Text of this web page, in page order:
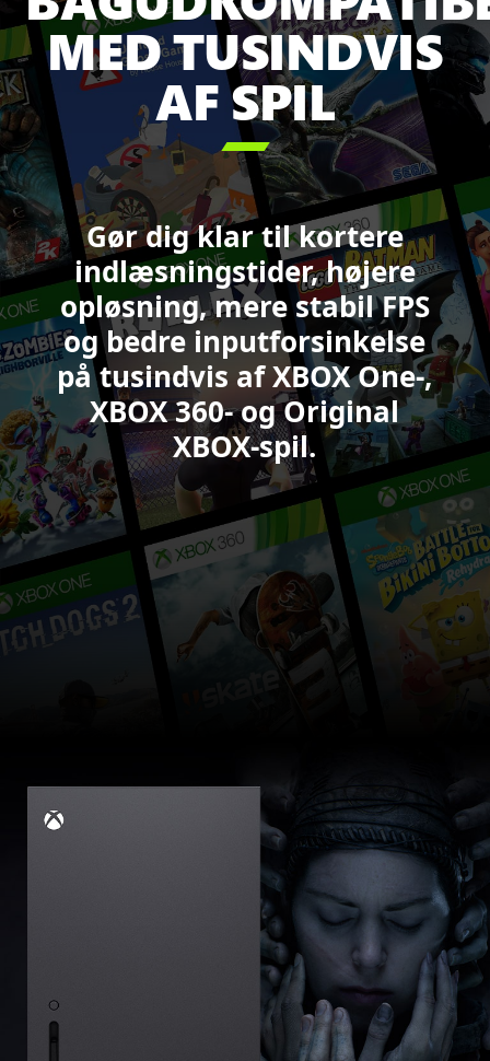
Pass,
herunder
Minecraft
Legends,
Sea
of
Thieves,
Forza
Motorsport,
DOOM,
Starfield
og
Call
of
Duty:
Black
Ops
6.
MED TUSINDVIS
AF SPIL

Gør dig klar til kortere
indlæsningstider, højere
opløsning, mere stabil FPS
og bedre inputforsinkelse
på tusindvis af XBOX One-,
XBOX 360- og Original
XBOX-spil.